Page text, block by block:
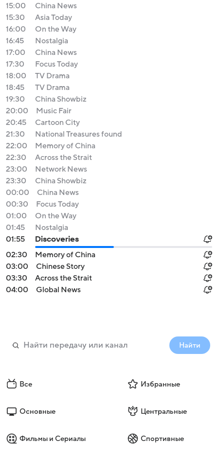
15:00
China News
15:30
Asia Today
16:00
On the Way
16:45
Nostalgia
17:00
China News
17:30
Focus Today
18:00
TV Drama
18:45
TV Drama
19:30
China Showbiz
20:00
Music Fair
20:45
Cartoon City
21:30
National Treasures found
22:00
Memory of China
22:30
Across the Strait
23:00
Network News
23:30
China Showbiz
00:00
China News
00:30
Focus Today
01:00
On the Way
01:45
Nostalgia
01:55
Discoveries
02:30
Memory of China
03:00
Chinese Story
03:30
Across the Strait
04:00
Global News
Найти
Все Избранные
Основные Центральные
Фильмы и Сериалы Спортивные